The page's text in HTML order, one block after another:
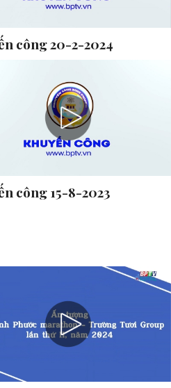
công 20-2-2024
công 15-8-2023